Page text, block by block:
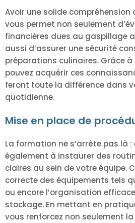
Avoir une solide compréhension
vous permet non seulement
financières dues au gaspillage
aussi d’assurer une sécurité
préparations culinaires. Grâce à
pouvez acquérir ces
feront toute la différence dans
quotidienne.
Mise en place de
La formation ne s’arrête pas là :
également à instaurer des
claires au sein de votre équipe.
correcte des équipements tels
ou encore l’organisation
stockage. En mettant en
vous renforcez non seulement